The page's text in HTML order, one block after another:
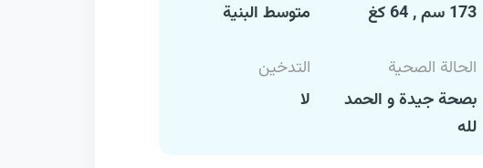
173 سم , 64 كغ
متوسط البنية
الحالة الصحية
بصحة جيدة و الحمد
لله
التدخين
لا